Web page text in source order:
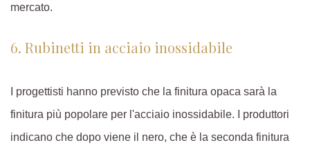
mercato.
6. Rubinetti in acciaio inossidabile
I progettisti hanno previsto che la finitura opaca sarà la
finitura più popolare per l'acciaio inossidabile. I produttori
indicano che dopo viene il nero, che è la seconda finitura